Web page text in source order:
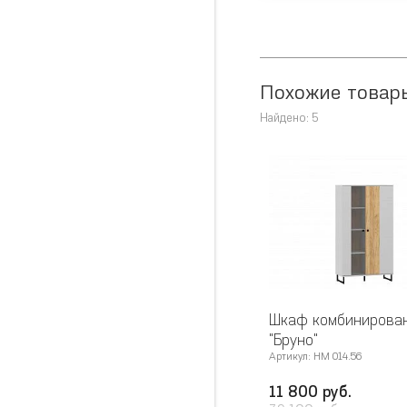
Похожие
Найдено: 5
Шкаф
"Бруно"
Артикул: НМ 014.56
11 800 руб.